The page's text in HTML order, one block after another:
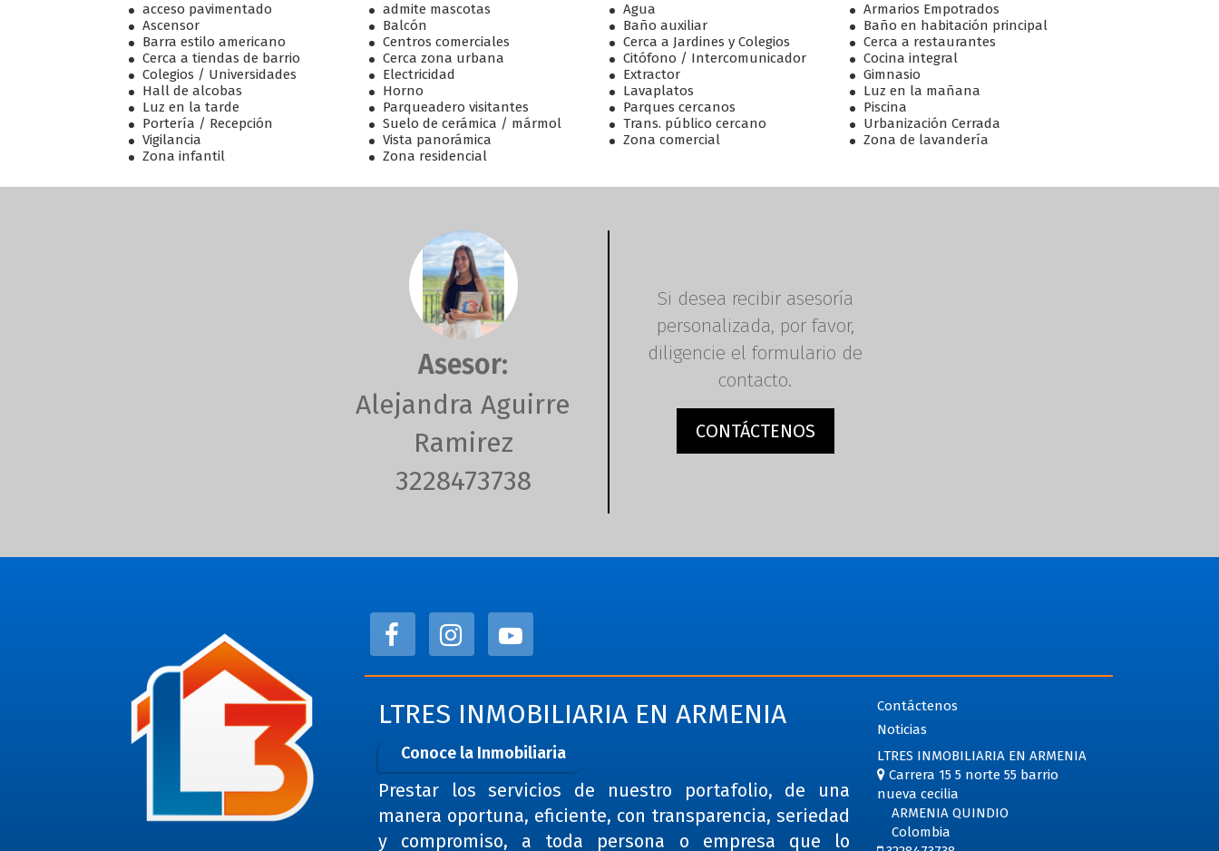
acceso pavimentado admite mascotas Agua
Armarios Empotrados
Ascensor
Balcón Baño auxiliar
Baño en habitación principal
Barra estilo americano
Centros comerciales Cerca a Jardines y Colegios
Cerca a restaurantes
Cerca a tiendas de barrio
Cerca zona urbana Citófono / Intercomunicador
Cocina integral
Colegios / Universidades
Electricidad Extractor
Gimnasio
Hall de alcobas
Horno Lavaplatos
Luz en la mañana
Luz en la tarde
Parqueadero visitantes Parques cercanos
Piscina
Portería / Recepción
Suelo de cerámica / mármol Trans. público cercano
Urbanización Cerrada
Vigilancia
Vista panorámica Zona comercial
Zona de lavandería
Zona infantil
Zona residencial
Asesor:
Alejandra Aguirre
Ramirez
3228473738
Si desea recibir asesoría
personalizada, por favor,
diligencie el formulario de
contacto.
CONTÁCTENOS
LTRES INMOBILIARIA EN ARMENIA
Conoce la Inmobiliaria
Prestar los servicios de nuestro portafolio, de una
manera oportuna, eficiente, con transparencia, seriedad
y compromiso, a toda persona o empresa que lo
Contáctenos
Noticias
LTRES INMOBILIARIA EN ARMENIA
Carrera 15 5 norte 55 barrio
nueva cecilia
ARMENIA QUINDIO
Colombia